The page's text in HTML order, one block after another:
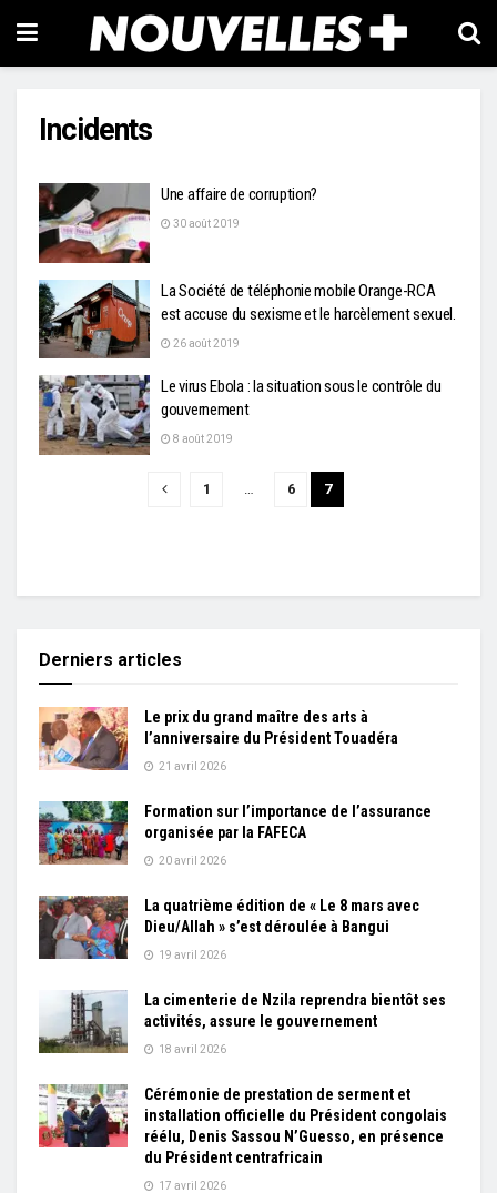
Incidents
Une affaire de corruption?
30 août 2019
La Société de téléphonie mobile Orange-RCA
est accuse du sexisme et le harcèlement sexuel.
26 août 2019
Le virus Ebola : la situation sous le contrôle du
gouvernement
8 août 2019
1 6 7
Derniers articles
Le prix du grand maître des arts à
l’anniversaire du Président Touadéra
21 avril 2026
Formation sur l’importance de l’assurance
organisée par la FAFECA
20 avril 2026
La quatrième édition de « Le 8 mars avec
Dieu/Allah » s’est déroulée à Bangui
19 avril 2026
La cimenterie de Nzila reprendra bientôt ses
activités, assure le gouvernement
18 avril 2026
Cérémonie de prestation de serment et
installation officielle du Président congolais
réélu, Denis Sassou N’Guesso, en présence
du Président centrafricain
17 avril 2026